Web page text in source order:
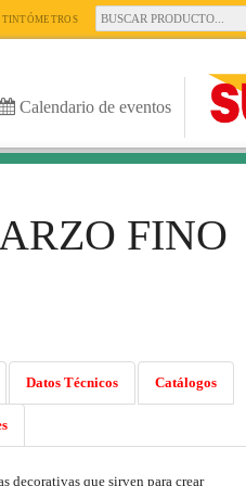
TINTÓMETROS
Calendario de eventos
FINO
Datos Técnicos Catálogos
decorativas que sirven para crear